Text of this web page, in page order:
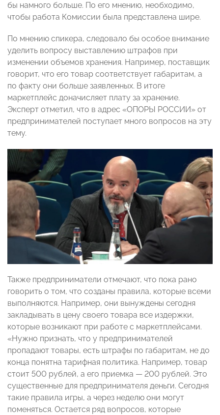
бы намного больше. По его мнению, необходимо,
чтобы работа Комиссии была представлена шире.
По мнению спикера, следовало бы особое внимание
уделить вопросу выставлению штрафов при
изменении объемов хранения. Например, поставщик
говорит, что его товар соответствует габаритам, а
по факту они больше заявленных. В итоге
маркетплейс доначисляет плату за хранение.
Эксперт отметил, что в адрес «ОПОРЫ РОССИИ» от
предпринимателей поступает много вопросов на эту
тему.
Также предприниматели отмечают, что пока рано
говорить о том, что созданы правила, которые всеми
выполняются. Например, они вынуждены сегодня
закладывать в цену своего товара все издержки,
которые возникают при работе с маркетплейсами.
«Нужно признать, что у предпринимателей
пропадают товары, есть штрафы по габаритам, не до
конца понятна тарифная политика. Например, товар
стоит 500 рублей, а его приемка — 200 рублей. Это
существенные для предпринимателя деньги. Сегодня
такие правила игры, а через неделю они могут
поменяться. Остается ряд вопросов, которые